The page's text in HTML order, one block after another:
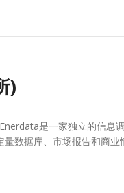
)
是一家独立的信息
数据库、市场报告和商